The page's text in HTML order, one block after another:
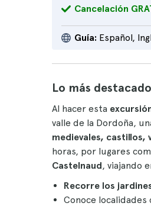
Cancelación
Guía: Español,
Lo más destacado
Al hacer esta
valle de la Dordoña,
medievales, castillos,
horas, por lugares
Castelnaud, viajando
Recorre los
Conoce localidades